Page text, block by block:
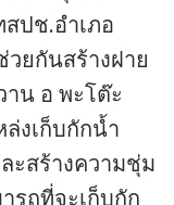
ปช.อำเภอ
ยกันสร้างฝาย
น อ พะโต๊ะ
งเก็บกักน้ำ
ะสร้างความชุ่ม
รถที่จะเก็บกัก